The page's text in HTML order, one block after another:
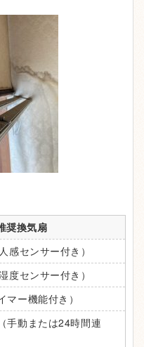
奨換気扇
感センサー付き）
度センサー付き）
マー機能付き）
手動または24時間連